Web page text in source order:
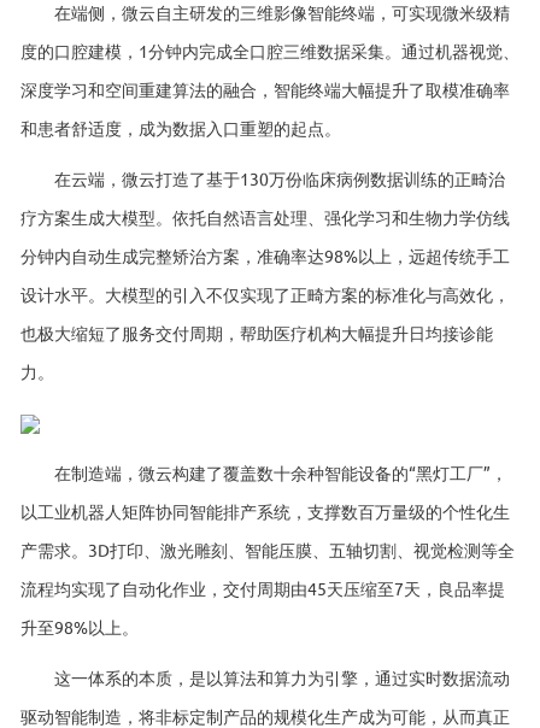
在端侧，微云自主研发的三维影像智能终端，可实现微米级精
度的口腔建模，1分钟内完成全口腔三维数据采集。通过机器视觉、
深度学习和空间重建算法的融合，智能终端大幅提升了取模准确率
和患者舒适度，成为数据入口重塑的起点。
在云端，微云打造了基于130万份临床病例数据训练的正畸治
疗方案生成大模型。依托自然语言处理、强化学习和生物力学仿线
分钟内自动生成完整矫治方案，准确率达98%以上，远超传统手工
设计水平。大模型的引入不仅实现了正畸方案的标准化与高效化，
也极大缩短了服务交付周期，帮助医疗机构大幅提升日均接诊能
力。
在制造端，微云构建了覆盖数十余种智能设备的“黑灯工厂”，
以工业机器人矩阵协同智能排产系统，支撑数百万量级的个性化生
产需求。3D打印、激光雕刻、智能压膜、五轴切割、视觉检测等全
流程均实现了自动化作业，交付周期由45天压缩至7天，良品率提
升至98%以上。
这一体系的本质，是以算法和算力为引擎，通过实时数据流动
驱动智能制造，将非标定制产品的规模化生产成为可能，从而真正